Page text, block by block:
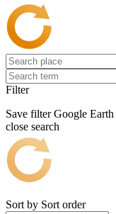
Filter
Save filter Google Earth
close search
Sort by Sort order